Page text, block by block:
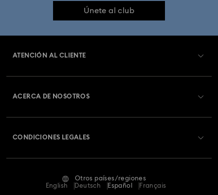
Únete al club
ATENCIÓN AL CLIENTE
Guía de tamaños
ACERCA DE NOSOTROS
CONDICIONES LEGALES
Terminos & Condiciones
Otros países/regiones
English
Deutsch Español Français